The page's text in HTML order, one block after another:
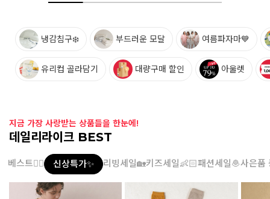
냉감침구❄️ 부드러운 모달 여름파자마💙
유리컵 골라담기 대량구매 할인 아울렛
지금 가장 사랑받는 상품들을 한눈에!
데일리라이크 BEST
베스트👍🏻 신상특가✨ 리빙세일🏡키즈세일👶🏻패션세일🧆사은품